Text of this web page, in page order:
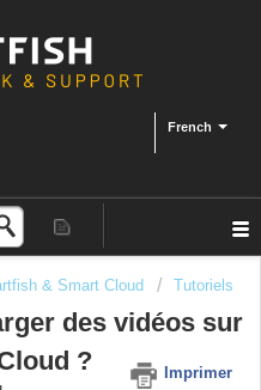
French
& Smart Cloud Tutoriels
des vidéos sur
?
Imprimer